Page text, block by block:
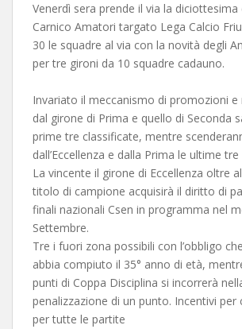
Venerdì sera prende il via la diciottesima
Carnico Amatori targato Lega Calcio
30 le squadre al via con la novità degli
per tre gironi da 10 squadre cadauno.
Invariato il meccanismo di promozioni e
dal girone di Prima e quello di Seconda
prime tre classificate, mentre
dall’Eccellenza e dalla Prima le ultime
La vincente il girone di Eccellenza oltre
titolo di campione acquisirà il diritto di
finali nazionali Csen in programma nel
Settembre.
Tre i fuori zona possibili con l’obbligo
abbia compiuto il 35° anno di età,
punti di Coppa Disciplina si incorrerà
penalizzazione di un punto. Incentivi per
per tutte le partite